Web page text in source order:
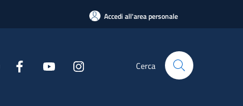
Accedi all'area personale
Cerca